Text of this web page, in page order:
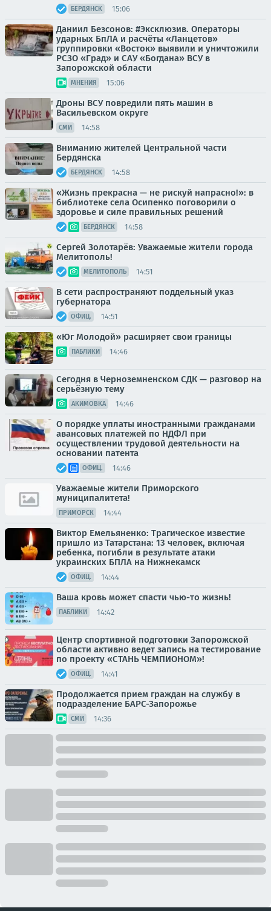
БЕРДЯНСК 15:06
Даниил Безсонов: #Эксклюзив. Операторы
ударных БпЛА и расчёты «Ланцетов»
группировки «Восток» выявили и уничтожили
РСЗО «Град» и САУ «Богдана» ВСУ в
Запорожской области
МНЕНИЯ 15:06
Дроны ВСУ повредили пять машин в
Васильевском округе
СМИ 14:58
Вниманию жителей Центральной части
Бердянска
БЕРДЯНСК 14:58
«Жизнь прекрасна — не рискуй напрасно!»: в
библиотеке села Осипенко поговорили о
здоровье и силе правильных решений
БЕРДЯНСК 14:58
Сергей Золотарёв: Уважаемые жители города
Мелитополь!
МЕЛИТОПОЛЬ 14:51
В сети распространяют поддельный указ
губернатора
ОФИЦ. 14:51
«Юг Молодой» расширяет свои границы
ПАБЛИКИ 14:46
Сегодня в Черноземненском СДК — разговор на
серьёзную тему
АКИМОВКА 14:46
О порядке уплаты иностранными гражданами
авансовых платежей по НДФЛ при
осуществлении трудовой деятельности на
основании патента
ОФИЦ. 14:46
Уважаемые жители Приморского
муниципалитета!
ПРИМОРСК 14:44
Виктор Емельяненко: Трагическое известие
пришло из Татарстана: 13 человек, включая
ребенка, погибли в результате атаки
украинских БПЛА на Нижнекамск
ОФИЦ. 14:44
Ваша кровь может спасти чью-то жизнь!
ПАБЛИКИ 14:42
Центр спортивной подготовки Запорожской
области активно ведет запись на тестирование
по проекту «СТАНЬ ЧЕМПИОНОМ»!
ОФИЦ. 14:41
Продолжается прием граждан на службу в
подразделение БАРС-Запорожье
СМИ 14:36